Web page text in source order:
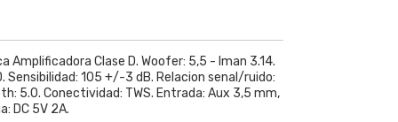
Amplificadora Clase D. Woofer: 5,5 - Iman 3.14.
Sensibilidad: 105 +/-3 dB. Relacion senal/ruido:
5.0. Conectividad: TWS. Entrada: Aux 3,5 mm,
DC 5V 2A.